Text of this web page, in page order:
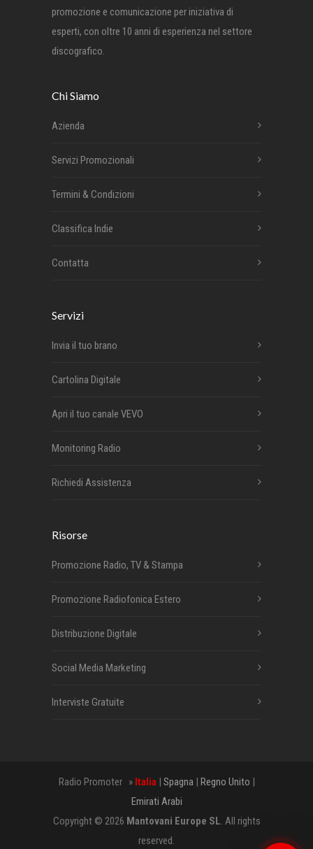
promozione e comunicazione per iniziativa di
esperti, con oltre 10 anni di esperienza nel settore
discografico.
Chi Siamo
Azienda
Servizi Promozionali
Termini & Condizioni
Classifica Indie
Contatta
Servizi
Invia il tuo brano
Cartolina Digitale
Apri il tuo canale VEVO
Monitoring Radio
Richiedi Assistenza
Risorse
Promozione Radio, TV & Stampa
Promozione Radiofonica Estero
Distribuzione Digitale
Social Media Marketing
Interviste Gratuite
Radio Promoter » Italia| Spagna | Regno Unito |
Emirati Arabi
Copyright © 2026 Mantovani Europe SL. All rights
reserved.